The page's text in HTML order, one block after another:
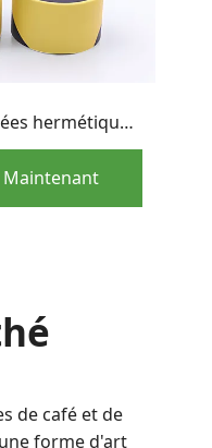
hermétiques
de
pour le
café
de café et de
forme d'art